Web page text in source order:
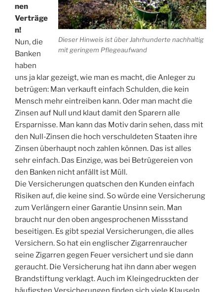
Dieser Hinweis ist über Jahrhunderte nachhaltig
mit geringem Pflegeaufwand
nen
Verträge
n!
Nun, die
Banken
haben
uns ja klar gezeigt, wie man es macht, die Anleger zu
betrügen: Man verkauft einfach Schulden, die kein
Mensch mehr eintreiben kann. Oder man macht die
Zinsen auf Null und klaut damit den Sparern alle
Ersparnisse. Man kann das Motiv darin sehen, dass mit
den Null-Zinsen die hoch verschuldeten Staaten ihre
Zinsen überhaupt noch zahlen können. Das ist alles
sehr einfach. Das Einzige, was bei Betrügereien von
den Banken nicht anfällt ist Müll.
Die Versicherungen quatschen den Kunden einfach
Risiken auf, die keine sind. So würde eine Versicherung
zum Verlängern einer Garantie Unsinn sein. Man
braucht nur den oben angesprochenen Missstand
beseitigen. Es gibt spezial Versicherungen, die alles
Versichern. So hat ein englischer Zigarrenraucher
seine Zigarren gegen Feuer versichert und sie dann
geraucht. Die Versicherung hat ihn dann aber wegen
Brandstiftung verklagt. Auch im Kleingedruckten der